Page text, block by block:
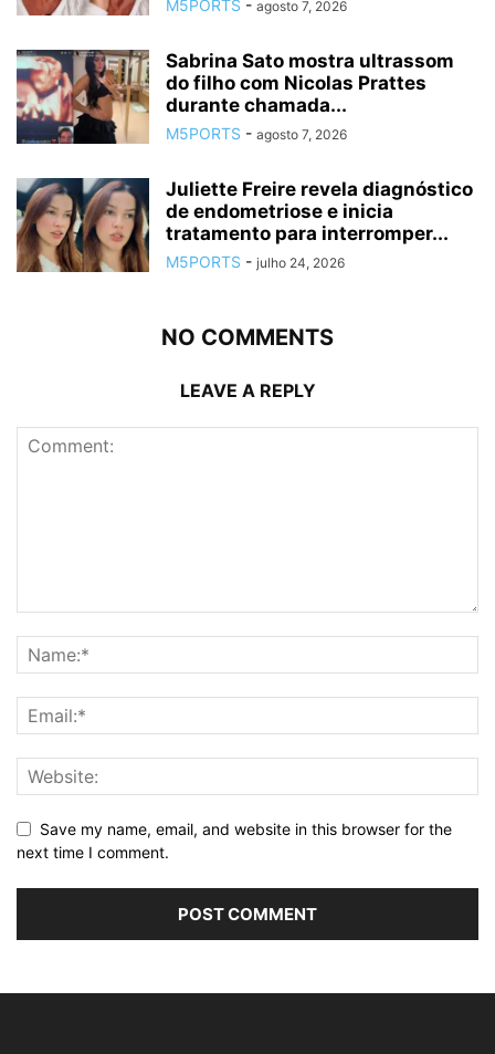
M5PORTS - agosto 7, 2026
Sabrina Sato mostra ultrassom
do filho com Nicolas Prattes
durante chamada...
M5PORTS - agosto 7, 2026
Juliette Freire revela diagnóstico
de endometriose e inicia
tratamento para interromper...
M5PORTS - julho 24, 2026
NO COMMENTS
LEAVE A REPLY
Save my name, email, and website in this browser for the
next time I comment.